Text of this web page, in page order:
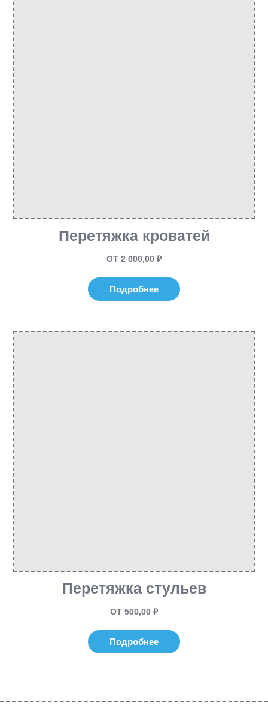
Перетяжка кроватей
ОТ 2 000,00 ₽
Подробнее
Перетяжка стульев
ОТ 500,00 ₽
Подробнее